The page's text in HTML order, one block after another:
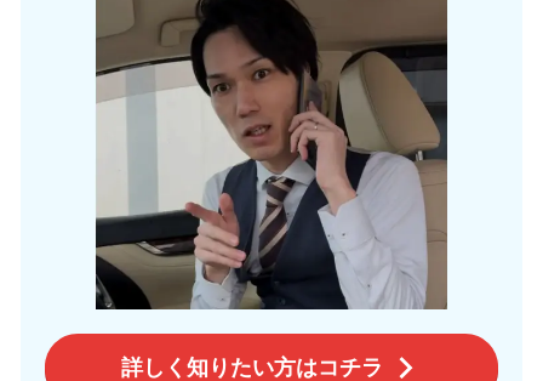
詳しく知りたい方はコチラ